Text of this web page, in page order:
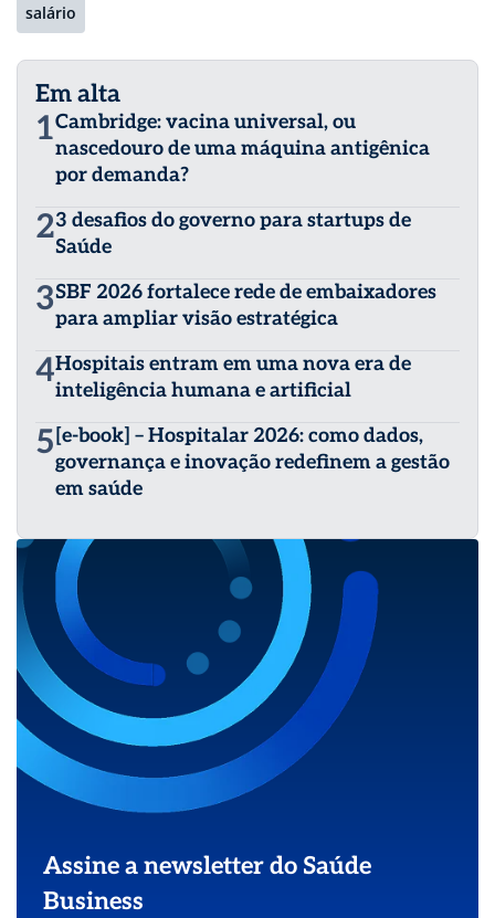
salário
Em alta
1Cambridge: vacina universal, ou
nascedouro de uma máquina antigênica
por demanda?
23 desafios do governo para startups de
Saúde
3SBF 2026 fortalece rede de embaixadores
para ampliar visão estratégica
4Hospitais entram em uma nova era de
inteligência humana e artificial
5 [e-book] – Hospitalar 2026: como dados,
governança e inovação redefinem a gestão
em saúde
Assine a newsletter do Saúde
Business